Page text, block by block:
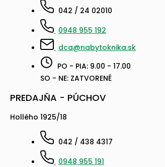
042 / 24 02010
0948 955 192
dca@nabytoknika.sk
PO - PIA: 9.00 - 17.00
SO - NE: ZATVORENÉ
PREDAJŇA - PÚCHOV
Hollého 1925/18
042 / 438 4317
0948 955 191